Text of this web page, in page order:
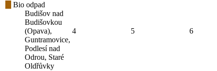
Bio odpad
Budišov nad
Budišovkou
(Opava),
Guntramovice,
Podlesí nad
Odrou, Staré
Oldřůvky
4 5 6